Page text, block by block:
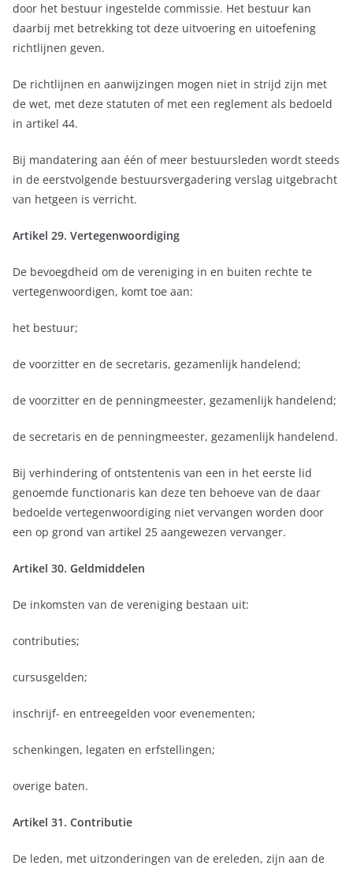
door het bestuur ingestelde commissie. Het bestuur kan
daarbij met betrekking tot deze uitvoering en uitoefening
richtlijnen geven.
De richtlijnen en aanwijzingen mogen niet in strijd zijn met
de wet, met deze statuten of met een reglement als bedoeld
in artikel 44.
Bij mandatering aan één of meer bestuursleden wordt steeds
in de eerstvolgende bestuursvergadering verslag uitgebracht
van hetgeen is verricht.
Artikel 29. Vertegenwoordiging
De bevoegdheid om de vereniging in en buiten rechte te
vertegenwoordigen, komt toe aan:
het bestuur;
de voorzitter en de secretaris, gezamenlijk handelend;
de voorzitter en de penningmeester, gezamenlijk handelend;
de secretaris en de penningmeester, gezamenlijk handelend.
Bij verhindering of ontstentenis van een in het eerste lid
genoemde functionaris kan deze ten behoeve van de daar
bedoelde vertegenwoordiging niet vervangen worden door
een op grond van artikel 25 aangewezen vervanger.
Artikel 30. Geldmiddelen
De inkomsten van de vereniging bestaan uit:
contributies;
cursusgelden;
inschrijf- en entreegelden voor evenementen;
schenkingen, legaten en erfstellingen;
overige baten.
Artikel 31. Contributie
De leden, met uitzonderingen van de ereleden, zijn aan de